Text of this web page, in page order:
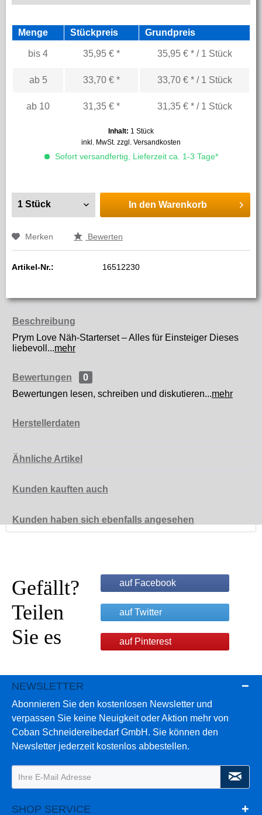
Menge Stückpreis Grundpreis
bis 4 35,95 € * 35,95 € * / 1 Stück
ab 5 33,70 € * 33,70 € * / 1 Stück
ab 10 31,35 € * 31,35 € * / 1 Stück
Inhalt: 1 Stück
inkl. MwSt. zzgl. Versandkosten
Sofort versandfertig, Lieferzeit ca. 1-3 Tage*
In den Warenkorb
Merken Bewerten
Artikel-Nr.: 16512230
Beschreibung
Prym Love Näh-Starterset – Alles für Einsteiger Dieses
liebevoll...mehr
Bewertungen
0
Bewertungen lesen, schreiben und diskutieren...mehr
Herstellerdaten
Ähnliche Artikel
Kunden kauften auch
Kunden haben sich ebenfalls angesehen
Gefällt?
Teilen
Sie es
auf Facebook
auf Twitter
auf Pinterest
NEWSLETTER
Abonnieren Sie den kostenlosen Newsletter und
verpassen Sie keine Neuigkeit oder Aktion mehr von
Coban Schneidereibedarf GmbH. Sie können den
Newsletter jederzeit kostenlos abbestellen.
SHOP SERVICE